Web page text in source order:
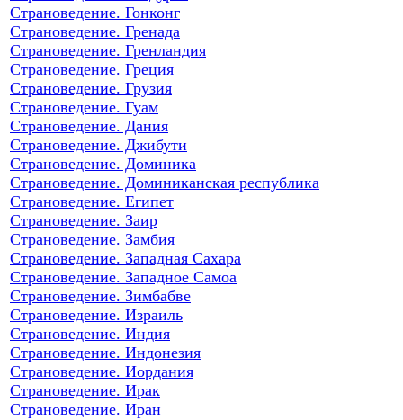
Страноведение. Гонконг
Страноведение. Гренада
Страноведение. Гренландия
Страноведение. Греция
Страноведение. Грузия
Страноведение. Гуам
Страноведение. Дания
Страноведение. Джибути
Страноведение. Доминика
Страноведение. Доминиканская республика
Страноведение. Египет
Страноведение. Заир
Страноведение. Замбия
Страноведение. Западная Сахара
Страноведение. Западное Самоа
Страноведение. Зимбабве
Страноведение. Израиль
Страноведение. Индия
Страноведение. Индонезия
Страноведение. Иордания
Страноведение. Ирак
Страноведение. Иран